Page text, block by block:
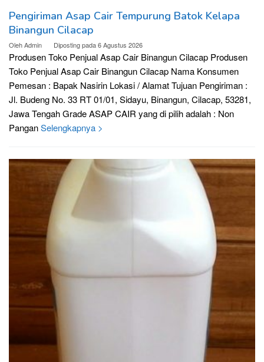
Pengiriman Asap Cair Tempurung Batok Kelapa
Binangun Cilacap
OlehAdmin Diposting pada6 Agustus 2026
Produsen Toko Penjual Asap Cair Binangun Cilacap Produsen
Toko Penjual Asap Cair Binangun Cilacap Nama Konsumen
Pemesan : Bapak Nasirin Lokasi / Alamat Tujuan Pengiriman :
Jl. Budeng No. 33 RT 01/01, Sidayu, Binangun, Cilacap, 53281,
Jawa Tengah Grade ASAP CAIR yang di pilih adalah : Non
PanganSelengkapnya >